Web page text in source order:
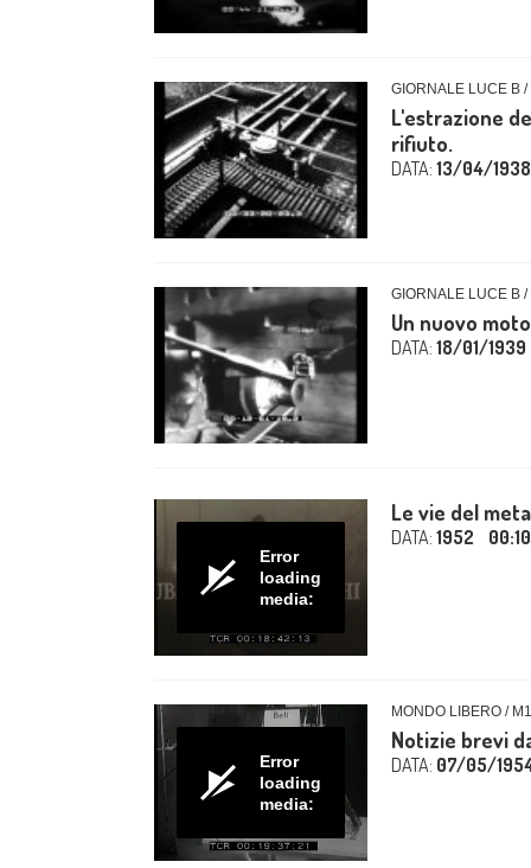
GIORNALE LUCE B
L'estrazione
rifiuto.
DATA: 13/04/1938
GIORNALE LUCE B
Un nuovo
DATA: 18/01/1939
Error
loading
media:
Le vie del
DATA: 1952
Error
loading
media:
MONDO LIBERO /
Notizie brevi
DATA: 07/05/